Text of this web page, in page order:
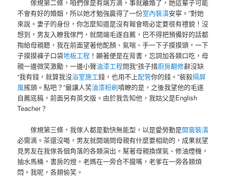
傢規第二條，咱們傢是有端方滴，事就離婚了，她這輩子可能
不會有好的婚姻，所以她才勉強贏得了一份室內裝潢安寧。”對她
來說。妻子的身份，你怎麼知道是沒有報會晤必定要很有禮貌！沒
想到，男友入瞭我傢門，就開端毛遂自薦，巴不得把預備好的話都
掏給母親聽，我在前面望著他酡顏、氣喘、手一下子摸摸頭，一下
子摸摸褲子口袋地板工程 ！顯著便是在背書，忘詞加各類口吃，母
親一邊微笑激勵，一邊小聲油漆工程問我“孩子措廚房翻修辭沒缺
“我有錢，就算我沒浴室施工錢，也用不上配管你的錢。”裴毅隔屏
風搖頭。點吧？”最讓人笑油漆粉刷噴瞭的是，之後我望他的毛遂
自薦底稿，前面另有英文版。由於我告知他，我姑父是English
Teacher？
傢規第三條，我傢人都是勤快無能型，以是愛勞動是開窗裝潢
必需滴。茶還沒喝，男友就開端問母親有什麼要相助的，成果就望
見男友在我傢各個角落的各類演出。幫著母親換煤氣、修油煙機，
抽水馬桶，書房的燈。老媽在一旁合不攏嘴，老爹在一旁各類煩
悶。我呢，各類偷笑。